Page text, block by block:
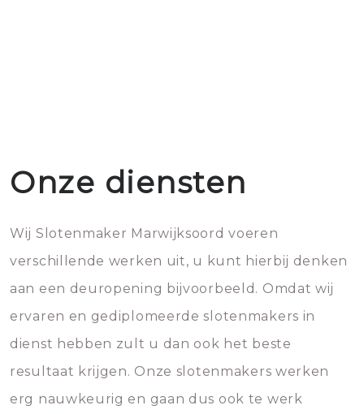
Onze diensten
Wij Slotenmaker Marwijksoord voeren
verschillende werken uit, u kunt hierbij denken
aan een deuropening bijvoorbeeld. Omdat wij
ervaren en gediplomeerde slotenmakers in
dienst hebben zult u dan ook het beste
resultaat krijgen. Onze slotenmakers werken
erg nauwkeurig en gaan dus ook te werk